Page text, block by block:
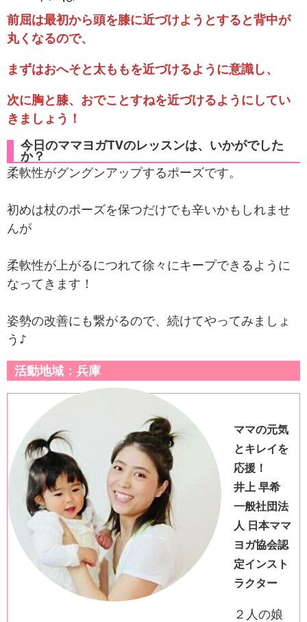
前屈は最初から頭を膝に近づけようとすると背中が
丸くなるので、
まずはおへそと太ももを近づけるように意識し、
次に胸と膝、おでことすねを近づけるようにしてい
きましょう！
今日のママヨガTVのレッスンは、いかがでした
か？
柔軟性がグングンアップするポーズです。
初めは杖のポーズを保つだけでも辛いかもしれませ
んが
柔軟性が上がるにつれて徐々にキープできるように
なってきます！
姿勢の改善にも繋がるので、続けてやってみましょ
う♪
活動地域：兵庫
ママの元気
とキレイを
応援！
井上 早希
一般社団法
人 日本ママ
ヨガ協会認
定インスト
ラクター
２人の娘